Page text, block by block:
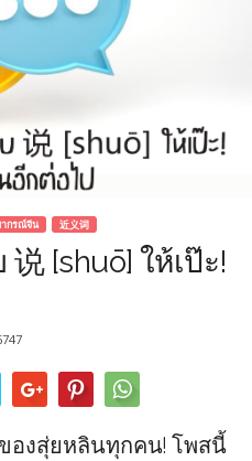
ากรณ์จีน 近义词
[shuō] ให้เป๊ะ!
องสุ่ยหลินทุกคน! โพสนี้